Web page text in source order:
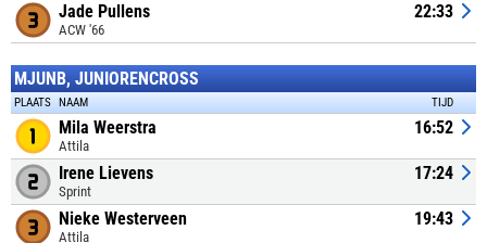
Jade Pullens
ACW '66
22:33
MJUNB, JUNIORENCROSS
PLAATS NAAM TIJD
Mila Weerstra
Attila
16:52
Irene Lievens
Sprint
17:24
Nieke Westerveen
Attila
19:43